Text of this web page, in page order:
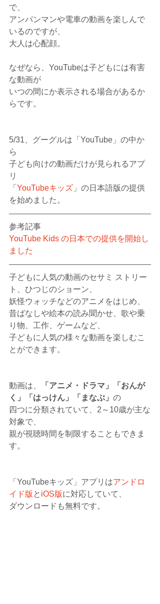
で、
アンパンマンや電車の動画を楽しんで
いるのですが、
大人は心配顔。
なぜなら、YouTubeは子どもには有害
な動画が
いつの間にか表示される場合があるか
らです。
5/31、グーグルは「YouTube」の中か
ら
子ども向けの動画だけが見られるアプ
リ
「 YouTubeキッズ 」の日本語版の提供
を始めました。
参考記事
YouTube Kids の日本での提供を開始し
ました
子どもに人気の動画のセサミ ストリー
ト、ひつじのショーン、
妖怪ウォッチなどのアニメをはじめ、
昔ばなしや絵本の読み聞かせ、歌や乗
り物、工作、ゲームなど、
子どもに人気の様々な動画を楽しむこ
とができます。
動画は、
「アニメ・ドラマ」「おんが
く」「はっけん」「まなぶ」 の
四つに分類されていて、2～10歳が主な
対象で、
親が視聴時間を制限することもできま
す。
「YouTubeキッズ」アプリはアンドロ
イド版 と iOS版に対応していて、
ダウンロードも無料です。